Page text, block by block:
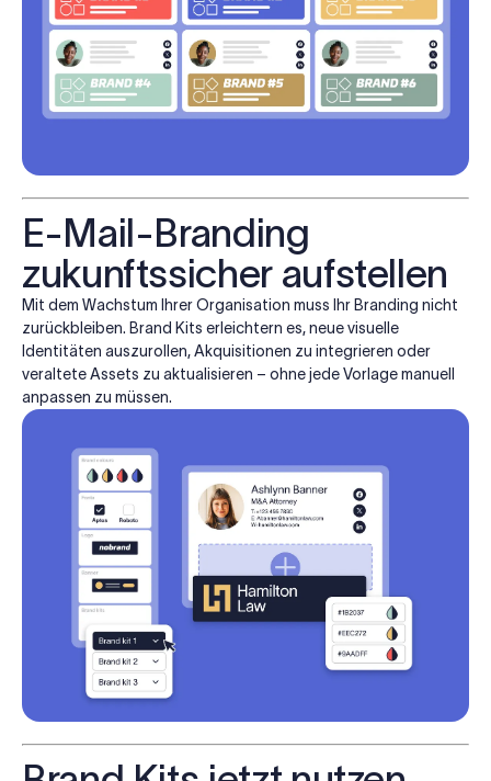
E-Mail-Branding
zukunftssicher aufstellen
Mit dem Wachstum Ihrer Organisation muss Ihr Branding nicht
zurückbleiben. Brand Kits erleichtern es, neue visuelle
Identitäten auszurollen, Akquisitionen zu integrieren oder
veraltete Assets zu aktualisieren – ohne jede Vorlage manuell
anpassen zu müssen.